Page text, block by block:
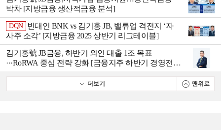
박차 [지방금융 생산적금융 분석]
DQN
빈대인 BNK vs 김기홍 JB, 밸류업 격전지 ‘자
사주 소각ʼ [지방금융 2025 상반기 리그테이블]
김기홍號 JB금융, 하반기 외인 대출 1조 목표
···RoRWA 중심 전략 강화 [금융지주 하반기 경영전
더보기 맨위로